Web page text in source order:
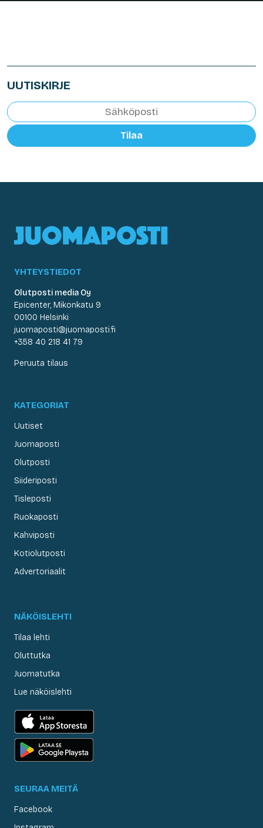
UUTISKIRJE
Tilaa
YHTEYSTIEDOT
Olutposti media Oy
Epicenter, Mikonkatu 9
00100 Helsinki
juomaposti@juomaposti.fi
+358 40 218 41 79
Peruuta tilaus
KATEGORIAT
Uutiset
Juomaposti
Olutposti
Siideriposti
Tisleposti
Ruokaposti
Kahviposti
Kotiolutposti
Advertoriaalit
NÄKÖISLEHTI
Tilaa lehti
Oluttutka
Juomatutka
Lue näköislehti
SEURAA MEITÄ
Facebook